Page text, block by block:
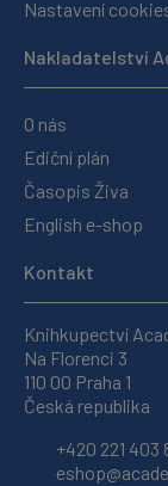
Nastavení
Nakladatelství
O nás
Ediční plán
Časopis Živa
English e-shop
Kontakt
Knihkupectví
Na Florenci 3
110 00 Praha 1
Česká republika
+420 221 403